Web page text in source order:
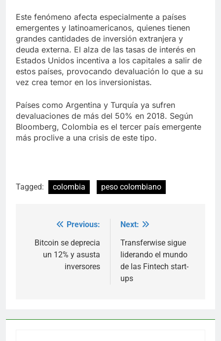
Este fenómeno afecta especialmente a países
emergentes y latinoamericanos, quienes tienen
grandes cantidades de inversión extranjera y
deuda externa. El alza de las tasas de interés en
Estados Unidos incentiva a los capitales a salir de
estos países, provocando devaluación lo que a su
vez crea temor en los inversionistas.
Países como Argentina y Turquía ya sufren
devaluaciones de más del 50% en 2018. Según
Bloomberg, Colombia es el tercer país emergente
más proclive a una crisis de este tipo.
Tagged: colombia peso colombiano
navigation
Previous:
Bitcoin se deprecia
un 12% y asusta
inversores
Next:
Transferwise sigue
liderando el mundo
de las Fintech start-
ups